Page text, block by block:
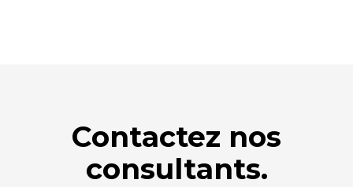
Contactez nos
consultants.